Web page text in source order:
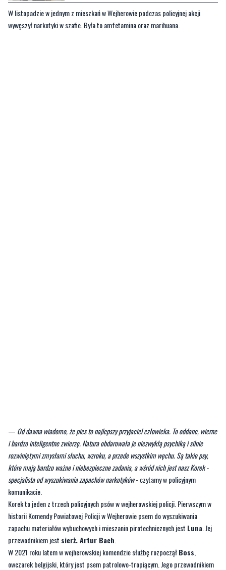
które mają bardzo ważne i niebezpieczne zadania, a wśród nich jest nasz Korek -
specjalista od wyszukiwania zapachów narkotyków- czytamy w policyjnym
komunikacie.
Korek to jeden z trzech policyjnych psów w wejherowskiej policji. Pierwszym w
historii Komendy Powiatowej Policji w Wejherowie psem do wyszukiwania
zapachu materiałów wybuchowych i mieszanin pirotechnicznych jest
przewodnikiem jestsierż. Artur Bach.
W 2021 roku latem w wejherowskiej komendzie służbę rozpocząłBoss,
owczarek belgijski, który jest psem patrolowo-tropiącym. Jego przewodnikiem
jest takżesierż. Artur Bach, który również musiał ukończyć wspólny kurs
specjalistyczny ze swoim czworonogiem.
Byliście świadkami zdarzenia w naszym regionie? Czekamy na